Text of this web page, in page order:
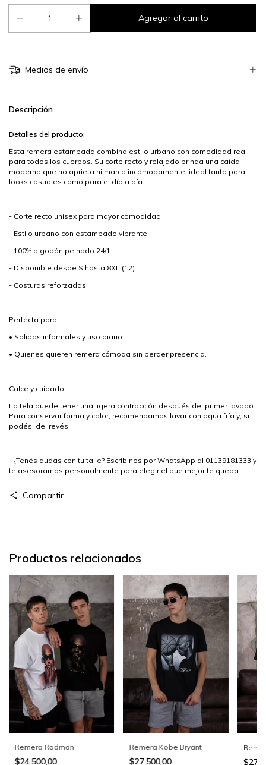
Medios de envío
Descripción
Detalles del producto:
Esta remera estampada combina estilo urbano con comodidad real
para todos los cuerpos. Su corte recto y relajado brinda una caída
moderna que no aprieta ni marca incómodamente, ideal tanto para
looks casuales como para el día a día.
- Corte recto unisex para mayor comodidad
- Estilo urbano con estampado vibrante
- 100% algodón peinado 24/1
- Disponible desde S hasta 8XL (12)
- Costuras reforzadas
Perfecta para:
• Salidas informales y uso diario
• Quienes quieren remera cómoda sin perder presencia.
Calce y cuidado:
La tela puede tener una ligera contracción después del primer lavado.
Para conservar forma y color, recomendamos lavar con agua fría y, si
podés, del revés.
- ¿Tenés dudas con tu talle? Escribinos por WhatsApp al 01139181333 y
te asesoramos personalmente para elegir el que mejor te queda.
Compartir
Productos relacionados
Remera Rodman
$24.500,00
Remera Kobe Bryant
$27.500,00